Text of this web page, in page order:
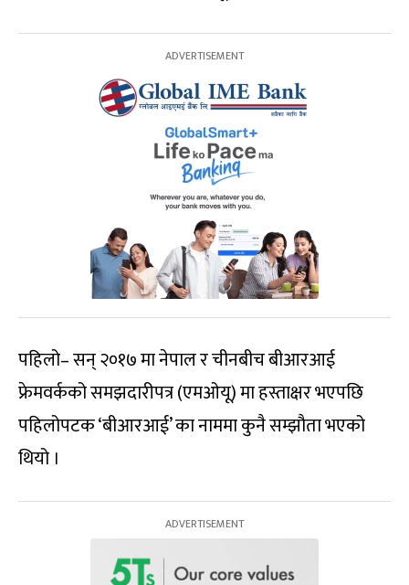
पहिलो– सन् २०१७ मा नेपाल र चीनबीच बीआरआई
फ्रेमवर्कको समझदारीपत्र (एमओयू) मा हस्ताक्षर भएपछि
पहिलोपटक ‘बीआरआई’ का नाममा कुनै सम्झौता भएको
थियो ।